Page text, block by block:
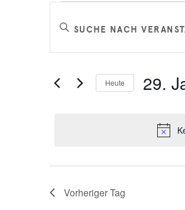
für
2026
Suche
und
Ansichten,
Navigation
Schlüsselwort
eingeben.
nach
Heute 29.
Vorheriger Tag